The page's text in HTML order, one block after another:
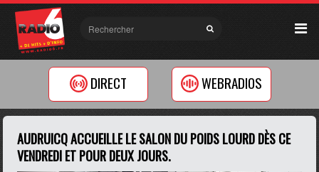
DIRECT WEBRADIOS
AUDRUICQ ACCUEILLE LE SALON DU POIDS LOURD DÈS CE
VENDREDI ET POUR DEUX JOURS.